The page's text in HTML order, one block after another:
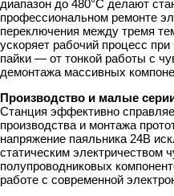
диапазон до 480°C делают
профессиональном ремонте
переключения между тремя
ускоряет рабочий процесс
пайки — от тонкой работы с
демонтажа массивных
Производство и малые
Станция эффективно
производства и монтажа
напряжение паяльника 24В
статическим электричеством
полупроводниковых
работе с современной